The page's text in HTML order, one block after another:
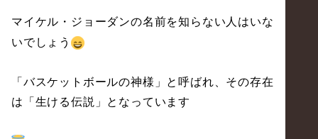
マイケル・ジョーダンの名前を知らない人はいな
いでしょう
「バスケットボールの神様」と呼ばれ、その存在
は「生ける伝説」となっています